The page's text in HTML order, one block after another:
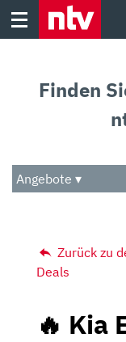
Skip
Audio
Das Beste
Finden
Angebote ▾
Zurück zu
Deals
🔥 Kia